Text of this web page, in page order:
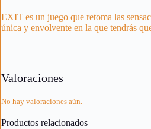
EXIT es un juego que retoma las
única y envolvente en la que tendrás
Valoraciones
No hay valoraciones aún.
Productos relacionados